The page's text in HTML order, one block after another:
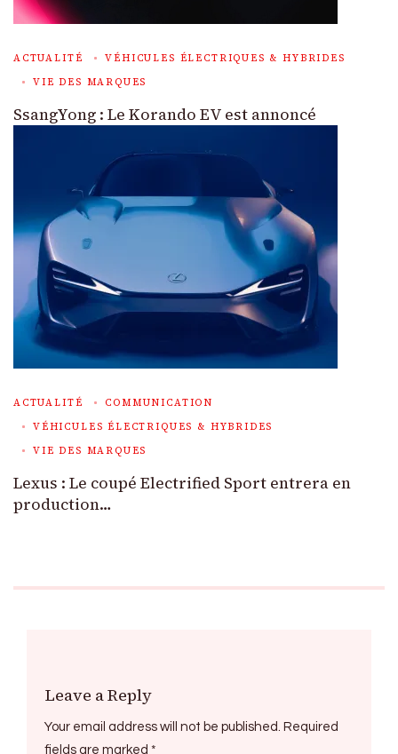
ACTUALITÉ
VÉHICULES ÉLECTRIQUES & HYBRIDES
VIE DES MARQUES
SsangYong : Le Korando EV est annoncé
ACTUALITÉ
COMMUNICATION
VÉHICULES ÉLECTRIQUES & HYBRIDES
VIE DES MARQUES
Lexus : Le coupé Electrified Sport entrera en
production…
Leave a Reply
Your email address will not be published. Required
fields are marked *